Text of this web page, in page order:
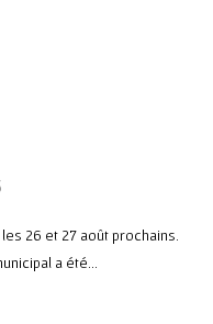
26 et 27 août prochains.
a été...